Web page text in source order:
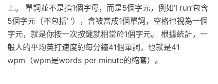
上。 單詞並不是指1個字母，而是5個字元，例如’I run’包含
5個字元（不包括’ ‘），會被當成1個單詞，空格也視為一個
字元，就是你按一次按鍵就相當於1個字元。 根據統計，一
般人的平均英打速度約每分鐘41個單詞，也就是41
wpm（wpm是words per minute的縮寫）。